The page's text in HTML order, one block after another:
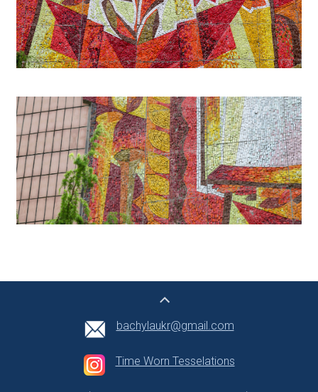
bachylaukr@gmail.com
Time Worn Tesselations